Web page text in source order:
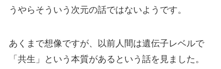
うやらそういう次元の話ではないようです。
あくまで想像ですが、以前人間は遺伝子レベルで
「共生」という本質があるという話を見ました。